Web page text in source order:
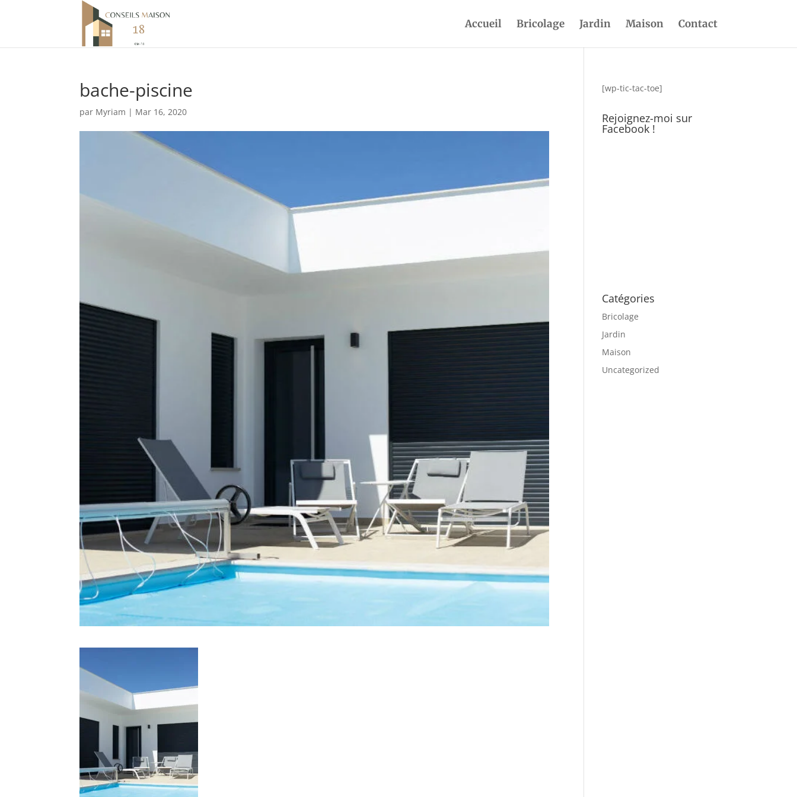
Accueil Bricolage Jardin Maison Contact
bache-piscine
par Myriam | Mar 16, 2020
[wp-tic-tac-toe]
Rejoignez-moi sur
Facebook !
Catégories
Bricolage
Jardin
Maison
Uncategorized